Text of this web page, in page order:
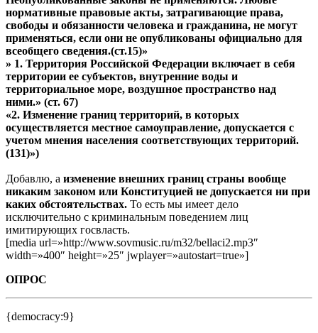
нормативные правовые акты, затрагивающие права,
свободы и обязанности человека и гражданина, не могут
применяться, если они не опубликованы официально для
всеобщего сведения.(ст.15)»
» 1. Территория Российской Федерации включает в себя
территории ее субъектов, внутренние воды и
территориальное море, воздушное пространство над
ними.» (ст. 67)
«2. Изменение границ территорий, в которых
осуществляется местное самоуправление, допускается с
учетом мнения населения соответствующих территорий.
(131)»)
Добавлю, а изменение внешних границ страны вообще
никаким законом или Конституцией не допускается ни при
каких обстоятельствах. То есть мы имеет дело
исключительно с криминальным поведением лиц
имитирующих госвласть.
[media url=»http://www.sovmusic.ru/m32/bellaci2.mp3″
width=»400″ height=»25″ jwplayer=»autostart=true»]
ОПРОС
{democracy:9}